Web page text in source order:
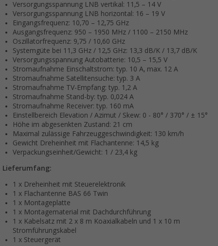
Versorgungsspannung LNB vertikal: 11,5 – 14 V
Versorgungsspannung LNB horizontal: 16 – 19 V
Eingangsfrequenz: 10,70 – 12,75 GHz
Ausgangsfrequenz: 950 – 1950 MHz / 1100 – 2150 MHz
Oszillatorfrequenz: 9,75 / 10,60 GHz
Systemgüte bei 11,3 GHz / 12,5 GHz: 13,3 dB/K / 13,7 dB/K
Versorgungsspannung Autobatterie: 10,5 – 15,5 V
Stromaufnahme Einschaltstrom: typ. 10 A, max. 12 A
Stromaufnahme Satellitensuche: typ. 3 A
Stromaufnahme TV-Empfang: typ. 1,2 A
Stromaufnahme Stand-by: typ. 0,024 A
Stromaufnahme Receiver: typ. 160 mA
Einstellbereich Elevation / Azimut / Skew: 0 - 80° / 370° / ± 15°
Höhe im abgesenkten Zustand: 21 cm
Maximal zulässige Fahrzeuggeschwindigkeit: 130 km/h
Gewicht Dreheinheit mit Flachantenne: 14,5 kg
Verpackungseinheit/Gewicht: 1 / 23,4 kg
Lieferumfang:
1 x Dreheinheit mit Steuerelektronik
1 x Flachantenne BAS 66 Twin
1 x Montageplatte
1 x Montagematerial mit Dachdurchführung
1 x Kabelsatz mit 2 x 8 m Koaxialkabeln und 1 x 10 m
Stromführungskabel
1 x Steuergerät